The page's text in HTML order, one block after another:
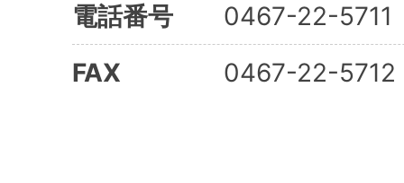
電話番号
0467-22-5711
FAX
0467-22-5712